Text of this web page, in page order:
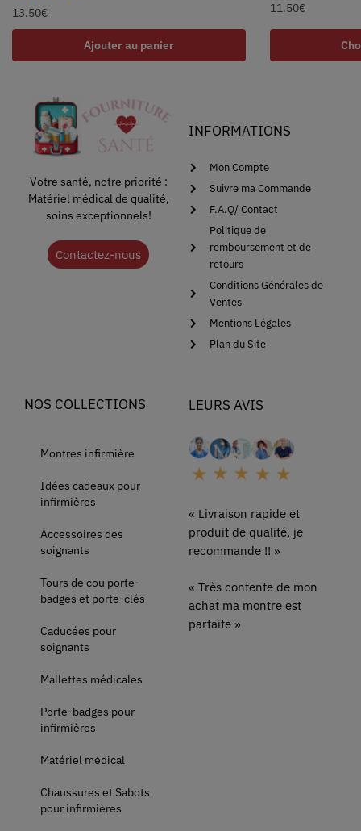
13.50€
Ajouter au panier
11.50€
Votre santé, notre priorité :
Matériel médical de qualité,
soins exceptionnels!
Contactez-nous
INFORMATIONS
Mon Compte
Suivre ma Commande
F.A.Q/ Contact
Politique de
remboursement et de
retours
Conditions Générales de
Ventes
Mentions Légales
Plan du Site
NOS COLLECTIONS
Montres infirmière
Idées cadeaux pour
infirmières
Accessoires des
soignants
Tours de cou porte-
badges et porte-clés
Caducées pour
soignants
Mallettes médicales
Porte-badges pour
infirmières
Matériel médical
Chaussures et Sabots
pour infirmières
LEURS AVIS
« Livraison rapide et
produit de qualité, je
recommande !! »
« Très contente de mon
achat ma montre est
parfaite »